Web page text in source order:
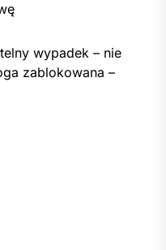
wypadek – nie
zablokowana –